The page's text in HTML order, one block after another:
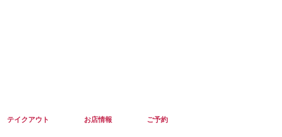
テイクアウト お店情報 ご予約